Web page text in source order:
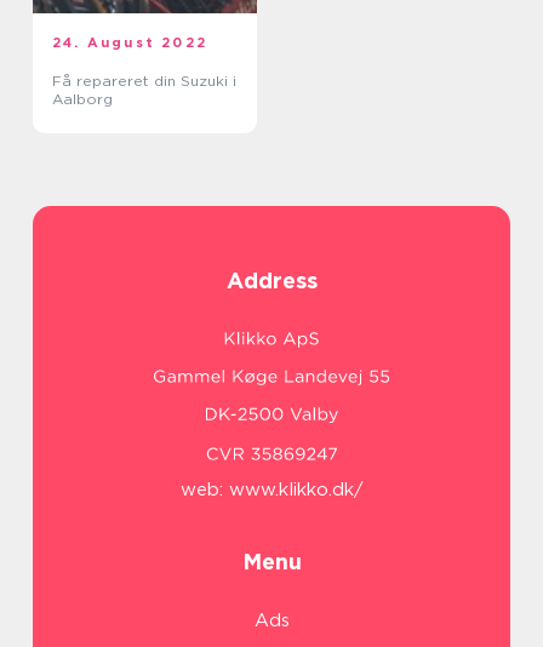
24. August 2022
Få repareret din Suzuki i
Aalborg
Address
web: www.klikko.dk/
Menu
Ads